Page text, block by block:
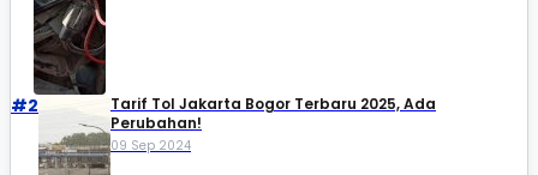
#2
Tarif Tol Jakarta Bogor Terbaru 2025, Ada
Perubahan!
09 Sep 2024